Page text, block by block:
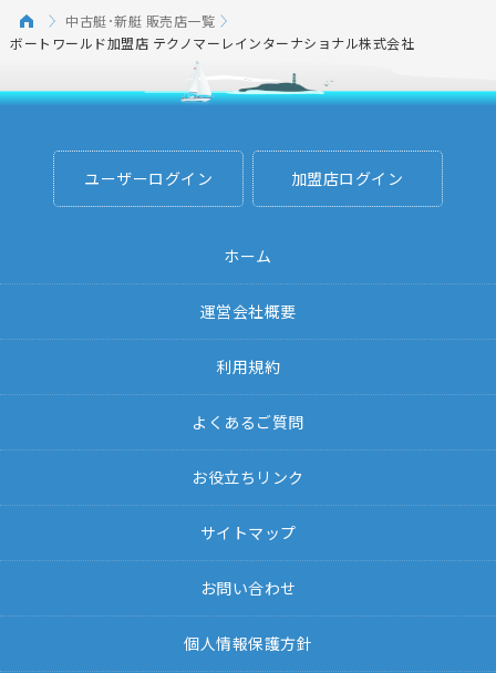
中古艇･新艇 販売店一覧
ボートワールド加盟店 テクノマーレインターナショナル株式会社
ユーザーログイン 加盟店ログイン
ホーム
運営会社概要
利用規約
よくあるご質問
お役立ちリンク
サイトマップ
お問い合わせ
個人情報保護方針